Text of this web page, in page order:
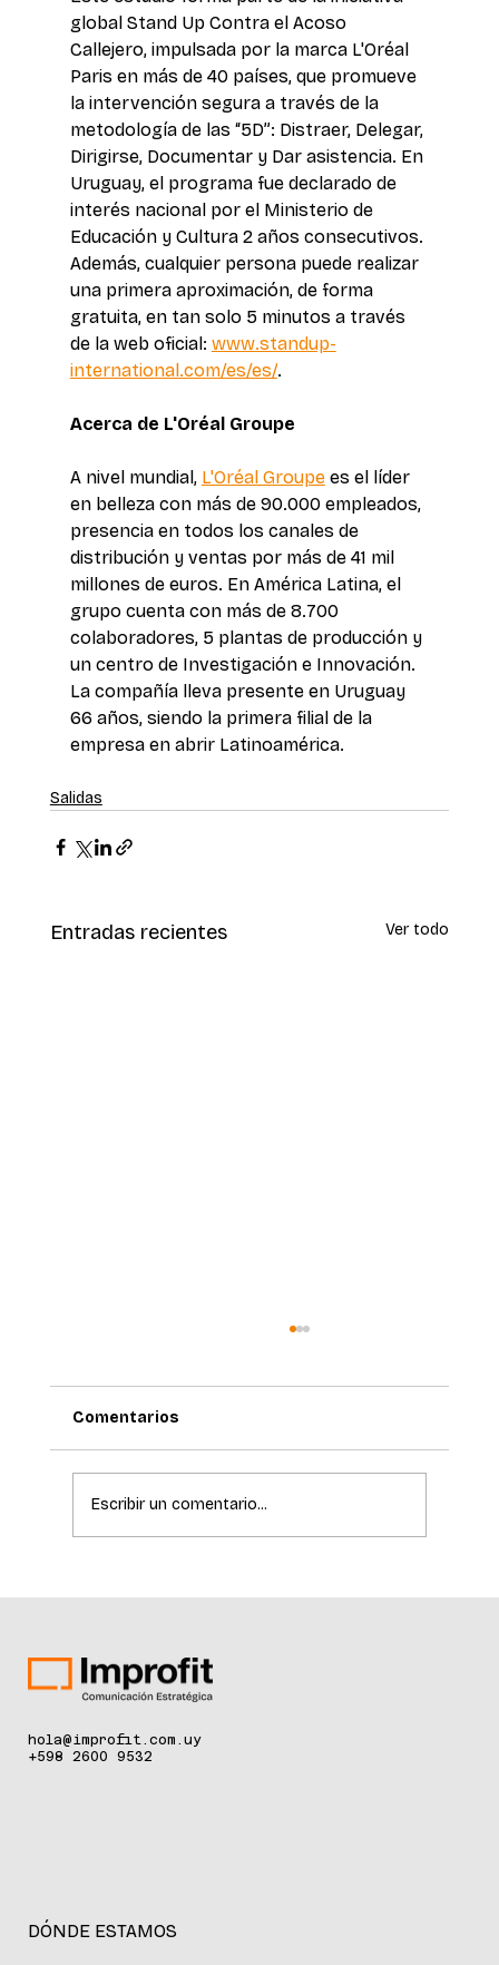
global Stand Up Contra el Acoso
Callejero, impulsada por la marca L'Oréal
Paris en más de 40 países, que promueve
la intervención segura a través de la
metodología de las “5D”: Distraer, Delegar,
Dirigirse, Documentar y Dar asistencia. En
Uruguay, el programa fue declarado de
interés nacional por el Ministerio de
Educación y Cultura 2 años consecutivos.
Además, cualquier persona puede realizar
una primera aproximación, de forma
gratuita, en tan solo 5 minutos a través
de la web oficial: www.standup-
international.com/es/es/.
Acerca de L'Oréal Groupe
A nivel mundial, L'Oréal Groupe es el líder
en belleza con más de 90.000 empleados,
presencia en todos los canales de
distribución y ventas por más de 41 mil
millones de euros. En América Latina, el
grupo cuenta con más de 8.700
colaboradores, 5 plantas de producción y
un centro de Investigación e Innovación.
La compañía lleva presente en Uruguay
66 años, siendo la primera filial de la
empresa en abrir Latinoamérica.
Salidas
Entradas recientes Ver todo
Comentarios
Escribir un comentario...
hola@improfit.com.uy
+598 2600 9532
DÓNDE ESTAMOS